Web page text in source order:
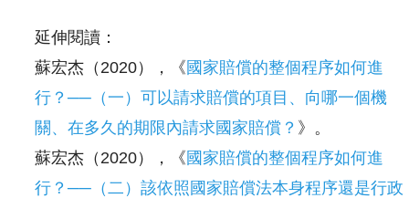
延伸閱讀：
蘇宏杰（2020），《國家賠償的整個程序如何進
行？──（一）可以請求賠償的項目、向哪一個機
關、在多久的期限內請求國家賠償？ 》。
蘇宏杰（2020），《國家賠償的整個程序如何進
行？──（二）該依照國家賠償法本身程序還是行政